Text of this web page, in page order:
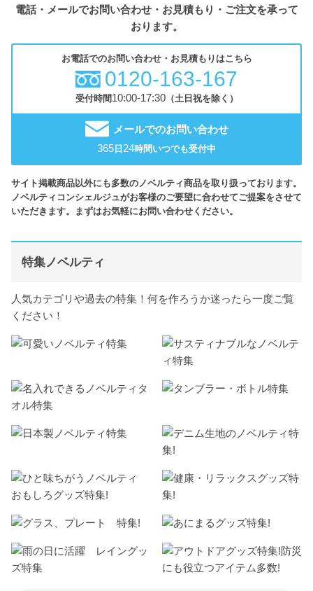
電話・メールでお問い合わせ・お見積もり・ご注文を承って
おります。
お電話でのお問い合わせ・お見積もりはこちら
0120-163-167
受付時間10:00-17:30（土日祝を除く）
メールでのお問い合わせ
365 日 24時間いつでも受付中
サイト掲載商品以外にも多数のノベルティ商品を取り扱っております。
ノベルティコンシェルジュがお客様のご要望に合わせてご提案をさせて
いただきます。まずはお気軽にお問い合わせください。
特集ノベルティ
人気カテゴリや過去の特集！何を作ろうか迷ったら一度ご覧
ください！